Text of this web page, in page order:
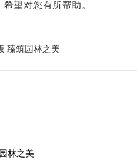
望对您有所帮助。
臻筑园林之美
林之美